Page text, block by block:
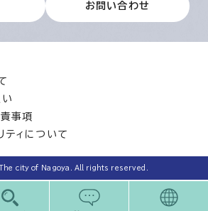
お問い合わせ
責事項
ティについて
city of Nagoya. All rights reserved.